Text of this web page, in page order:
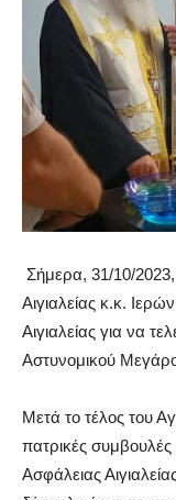
Σήμερα, 31/10/
Αιγιαλείας κ.κ.
Αιγιαλείας για να
Αστυνομικού
Μετά το τέλος του
πατρικές συμβουλές
Ασφάλειας